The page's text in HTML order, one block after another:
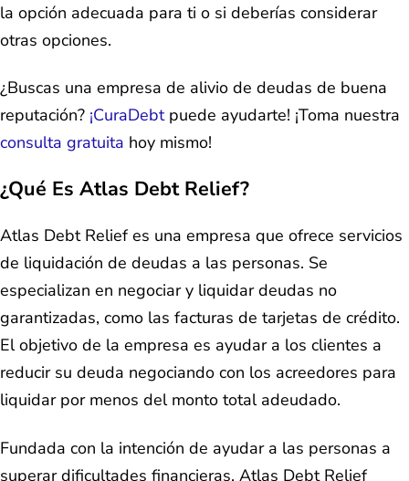
la opción adecuada para ti o si deberías considerar
otras opciones.
¿Buscas una empresa de alivio de deudas de buena
reputación? ¡CuraDebtpuede ayudarte! ¡Toma nuestra
consulta gratuita hoy mismo!
¿Qué Es Atlas Debt Relief?
Atlas Debt Relief es una empresa que ofrece servicios
de liquidación de deudas a las personas. Se
especializan en negociar y liquidar deudas no
garantizadas, como las facturas de tarjetas de crédito.
El objetivo de la empresa es ayudar a los clientes a
reducir su deuda negociando con los acreedores para
liquidar por menos del monto total adeudado.
Fundada con la intención de ayudar a las personas a
superar dificultades financieras, Atlas Debt Relief